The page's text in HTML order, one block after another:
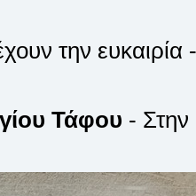
την
Τάφου -